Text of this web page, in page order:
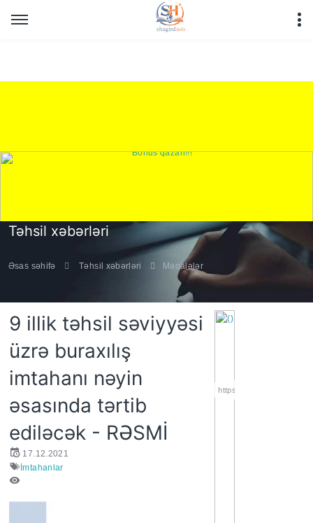
Warning
: Undefined array key "HTTP_REFERER" in
/home/shagirdinfo/public_html/articles/article_main_file.php
Təhsil xəbərləri
Əsas səhifə Təhsil xəbərləri Məqalələr
9 illik təhsil səviyyəsi
üzrə buraxılış
imtahanı nəyin
əsasında tərtib
ediləcək - RƏSMİ
17.12.2021
İmtahanlar
https://wa.me/